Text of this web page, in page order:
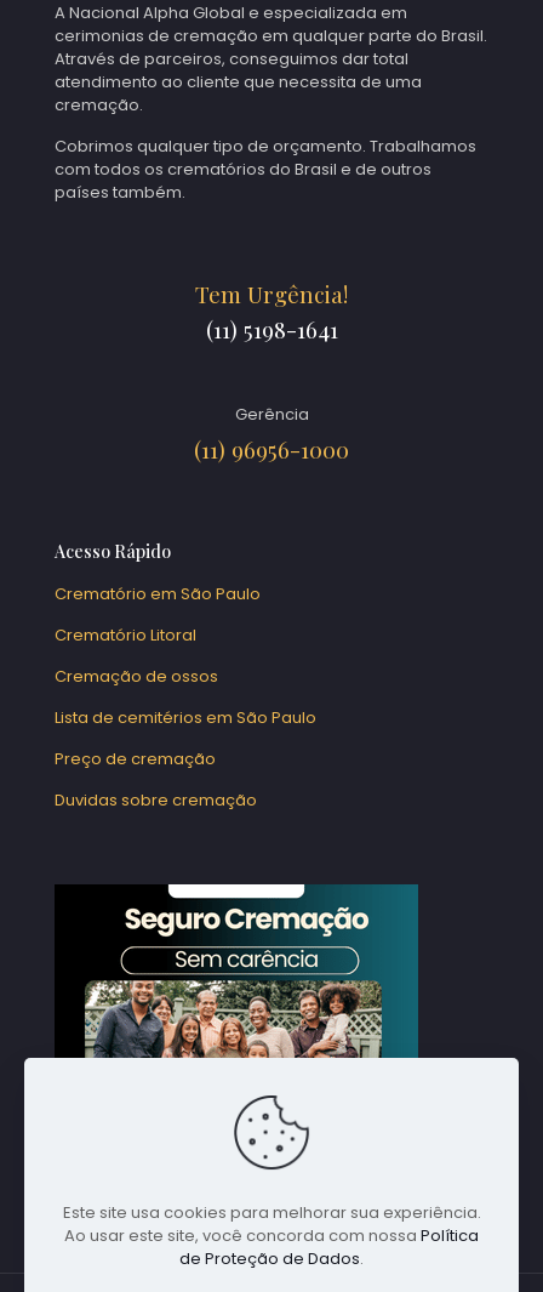
A Nacional Alpha Global e especializada em
cerimonias de cremação em qualquer parte do Brasil.
Através de parceiros, conseguimos dar total
atendimento ao cliente que necessita de uma
cremação.
Cobrimos qualquer tipo de orçamento. Trabalhamos
com todos os crematórios do Brasil e de outros
países também.
Tem Urgência!
(11) 5198-1641
Gerência
(11) 96956-1000
Acesso Rápido
Crematório em São Paulo
Crematório Litoral
Cremação de ossos
Lista de cemitérios em São Paulo
Preço de cremação
Duvidas sobre cremação
Este site usa cookies para melhorar sua experiência.
Ao usar este site, você concorda com nossa Política
de Proteção de Dados.